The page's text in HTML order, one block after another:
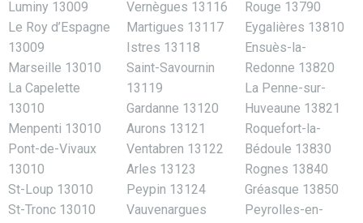
Luminy 13009
Le Roy d’Espagne
13009
Marseille 13010
La Capelette
13010
Menpenti 13010
Pont-de-Vivaux
13010
St-Loup 13010
St-Tronc 13010
Vernègues 13116
Martigues 13117
Istres 13118
Saint-Savournin
13119
Gardanne 13120
Aurons 13121
Ventabren 13122
Arles 13123
Peypin 13124
Vauvenargues
Rouge 13790
Eygalières 13810
Ensuès-la-
Redonne 13820
La Penne-sur-
Huveaune 13821
Roquefort-la-
Bédoule 13830
Rognes 13840
Gréasque 13850
Peyrolles-en-